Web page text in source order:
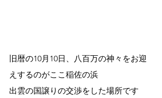
旧暦の10月10日、八百万の神々をお迎
えするのがここ稲佐の浜
出雲の国譲りの交渉をした場所です